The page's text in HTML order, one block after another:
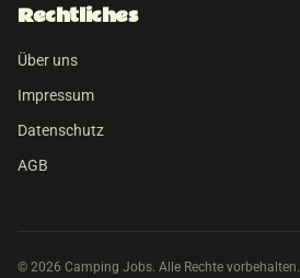
Rechtliches
Über uns
Impressum
Datenschutz
AGB
© 2026 Camping Jobs. Alle Rechte vorbehalten.